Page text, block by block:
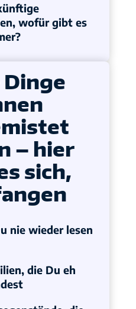
wofür gibt es
Dinge
– hier
sich,
nie wieder lesen
die Du eh